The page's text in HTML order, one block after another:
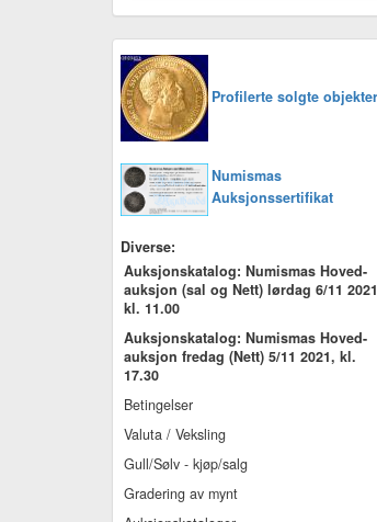
Profilerte solgte objekter
Numismas
Auksjonssertifikat
Diverse:
Auksjonskatalog: Numismas Hoved-
auksjon (sal og Nett) lørdag 6/11
kl. 11.00
Auksjonskatalog: Numismas Hoved-
auksjon fredag (Nett) 5/11 2021, kl.
17.30
Betingelser
Valuta / Veksling
Gull/Sølv - kjøp/salg
Gradering av mynt